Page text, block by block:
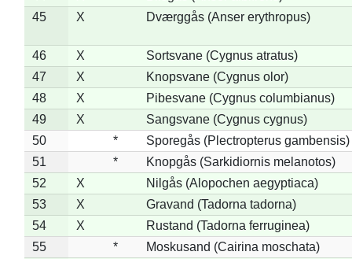
45
X Dværggås (Anser erythropus)
46 X
Sortsvane (Cygnus atratus)
47
X
Knopsvane (Cygnus olor)
48
X
Pibesvane (Cygnus columbianus)
49
X
Sangsvane (Cygnus cygnus)
50
*
Sporegås (Plectropterus gambensis)
51
*
Knopgås (Sarkidiornis melanotos)
52
X
Nilgås (Alopochen aegyptiaca)
53
X
Gravand (Tadorna tadorna)
54
X
Rustand (Tadorna ferruginea)
55
*
Moskusand (Cairina moschata)